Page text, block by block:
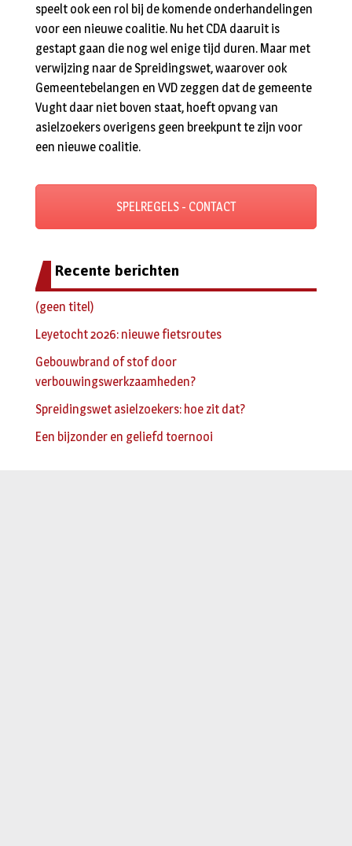
speelt ook een rol bij de komende onderhandelingen
voor een nieuwe coalitie. Nu het CDA daaruit is
gestapt gaan die nog wel enige tijd duren. Maar met
verwijzing naar de Spreidingswet, waarover ook
Gemeentebelangen en VVD zeggen dat de gemeente
Vught daar niet boven staat, hoeft opvang van
asielzoekers overigens geen breekpunt te zijn voor
een nieuwe coalitie.
SPELREGELS - CONTACT
Recente berichten
(geen titel)
Leyetocht 2026: nieuwe fietsroutes
Gebouwbrand of stof door
verbouwingswerkzaamheden?
Spreidingswet asielzoekers: hoe zit dat?
Een bijzonder en geliefd toernooi